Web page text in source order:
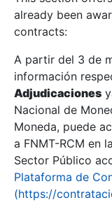
Show/Hide
Show/Hide
already been
contracts:
A partir del 3 de
información
Adjudicaciones
Nacional de
Moneda, puede
a FNMT-RCM en
Sector Público
Plataforma de
(https://